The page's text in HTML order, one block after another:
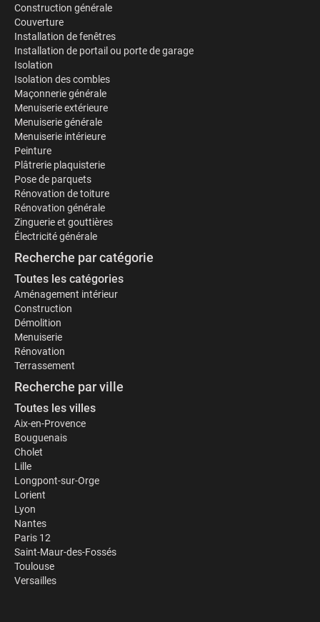
Construction générale
Couverture
Installation de fenêtres
Installation de portail ou porte de garage
Isolation
Isolation des combles
Maçonnerie générale
Menuiserie extérieure
Menuiserie générale
Menuiserie intérieure
Peinture
Plâtrerie plaquisterie
Pose de parquets
Rénovation de toiture
Rénovation générale
Zinguerie et gouttières
Électricité générale
Recherche par catégorie
Toutes les catégories
Aménagement intérieur
Construction
Démolition
Menuiserie
Rénovation
Terrassement
Recherche par ville
Toutes les villes
Aix-en-Provence
Bouguenais
Cholet
Lille
Longpont-sur-Orge
Lorient
Lyon
Nantes
Paris 12
Saint-Maur-des-Fossés
Toulouse
Versailles